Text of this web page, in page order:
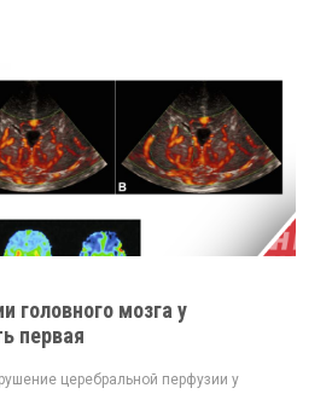
головного мозга у
первая
церебральной перфузии у